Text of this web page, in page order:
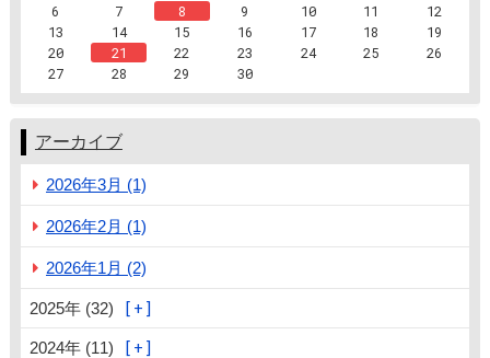
6
7 8 9 10 11
12
13
14 15 16 17 18
19
20
21 22 23 24 25
26
27
28 29 30
アーカイブ
2026年3月 (1)
2026年2月 (1)
2026年1月 (2)
2025年 (32)
2024年 (11)